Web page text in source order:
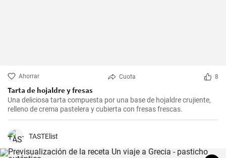
Ahorrar Cuota 8
Tarta de hojaldre y fresas
Una deliciosa tarta compuesta por una base de hojaldre crujiente,
relleno de crema pastelera y cubierta con fresas frescas.
TASTElist